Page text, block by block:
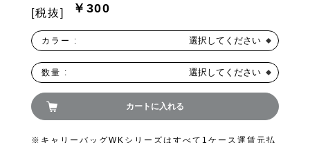
￥300
[税抜]
カラー : 選択してください
数量 : 選択してください
カートに入れる
※キャリーバッグWKシリーズはすべて1ケース運賃元払
お買い物を続ける